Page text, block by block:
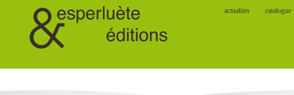
actualités catalogue